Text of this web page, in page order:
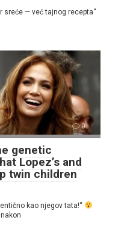
sreće — već tajnog recepta“
0
genetic
Lopez’s and
twin children
kao njegov tata!“